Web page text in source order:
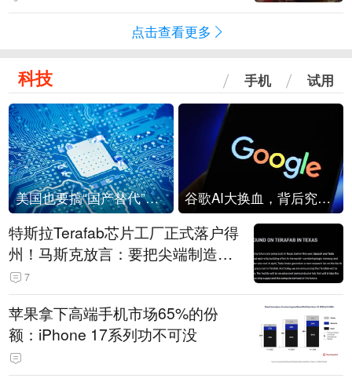
点击查看更多
科技 手机 试用
美国也要搞“国产替代”？先算清三笔账 谷歌AI大换血，背后究竟发生了什么？
特斯拉Terafab芯片工厂正式落户得
州！马斯克放言：要把尖端制造带
回美国
7
苹果拿下高端手机市场65%的份
额：iPhone 17系列功不可没